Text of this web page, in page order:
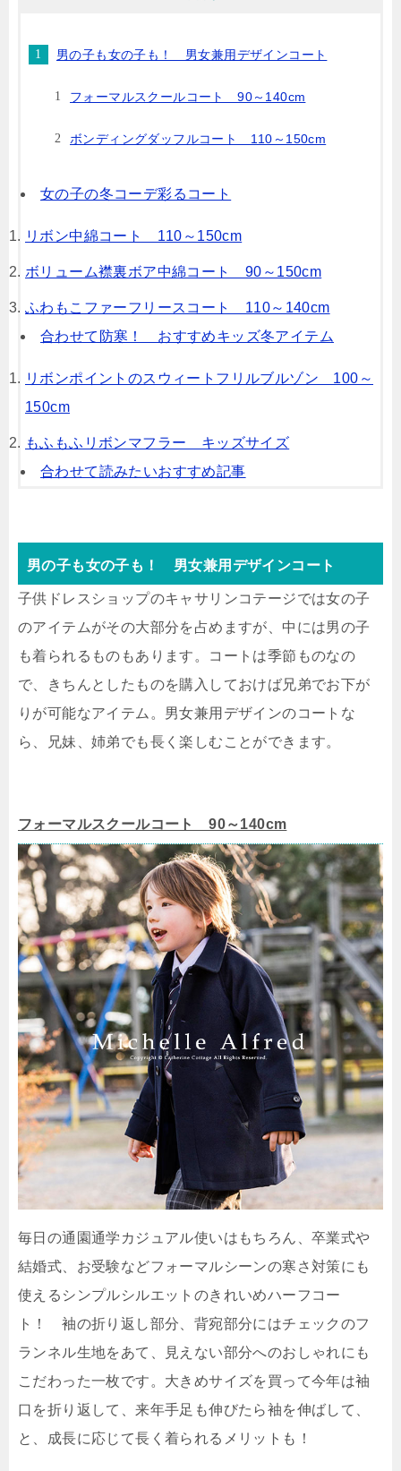
男の子も女の子も！ 男女兼用デザインコート
フォーマルスクールコート 90～140cm
ボンディングダッフルコート 110～150cm
女の子の冬コーデ彩るコート
リボン中綿コート 110～150cm
ボリューム襟裏ボア中綿コート 90～150cm
ふわもこファーフリースコート 110～140cm
合わせて防寒！ おすすめキッズ冬アイテム
リボンポイントのスウィートフリルブルゾン 100～
150cm
もふもふリボンマフラー キッズサイズ
合わせて読みたいおすすめ記事
男の子も女の子も！ 男女兼用デザインコート
子供ドレスショップのキャサリンコテージでは女の子
のアイテムがその大部分を占めますが、中には男の子
も着られるものもあります。コートは季節ものなの
で、きちんとしたものを購入しておけば兄弟でお下が
りが可能なアイテム。男女兼用デザインのコートな
ら、兄妹、姉弟でも長く楽しむことができます。
フォーマルスクールコート 90～140cm
毎日の通園通学カジュアル使いはもちろん、卒業式や
結婚式、お受験などフォーマルシーンの寒さ対策にも
使えるシンプルシルエットのきれいめハーフコー
ト！ 袖の折り返し部分、背宛部分にはチェックのフ
ランネル生地をあて、見えない部分へのおしゃれにも
こだわった一枚です。大きめサイズを買って今年は袖
口を折り返して、来年手足も伸びたら袖を伸ばして、
と、成長に応じて長く着られるメリットも！